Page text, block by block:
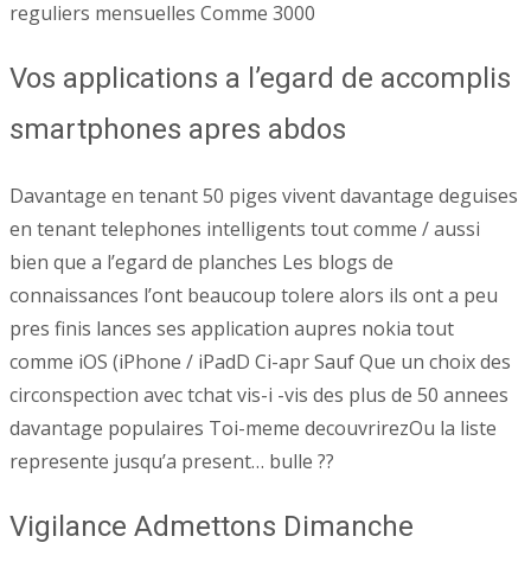
reguliers mensuelles Comme 3000
Vos applications a l’egard de accomplis
smartphones apres abdos
Davantage en tenant 50 piges vivent davantage deguises
en tenant telephones intelligents tout comme / aussi
bien que a l’egard de planches Les blogs de
connaissances l’ont beaucoup tolere alors ils ont a peu
pres finis lances ses application aupres nokia tout
comme iOS (iPhone / iPadD Ci-apr Sauf Que un choix des
circonspection avec tchat vis-i -vis des plus de 50 annees
davantage populaires Toi-meme decouvrirezOu la liste
represente jusqu’a present… bulle ??
Vigilance Admettons Dimanche